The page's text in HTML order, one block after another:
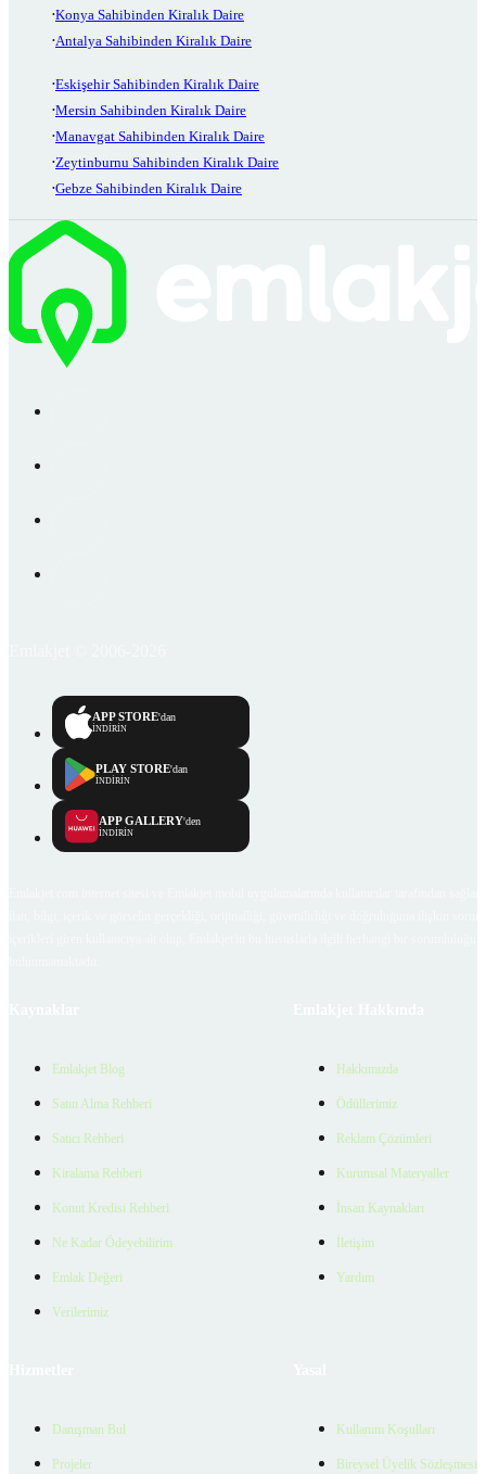
Konya Sahibinden Kiralık Daire
Antalya Sahibinden Kiralık Daire
Eskişehir Sahibinden Kiralık Daire
Mersin Sahibinden Kiralık Daire
Manavgat Sahibinden Kiralık Daire
Zeytinburnu Sahibinden Kiralık Daire
Gebze Sahibinden Kiralık Daire
APP STORE'dan
İNDİRİN
PLAY STORE'dan
İNDİRİN
APP GALLERY'den
İNDİRİN
Emlakjet Blog
Satın Alma Rehberi
Satıcı Rehberi
Kiralama Rehberi
Konut Kredisi Rehberi
Ne Kadar Ödeyebilirim
Emlak Değeri
Verilerimiz
Hakkımızda
Ödüllerimiz
Reklam Çözümleri
Kurumsal Materyaller
İnsan Kaynakları
İletişim
Yardım
Danışman Bul
Projeler
Kullanım Koşulları
Bireysel Üyelik Sözleşmesi